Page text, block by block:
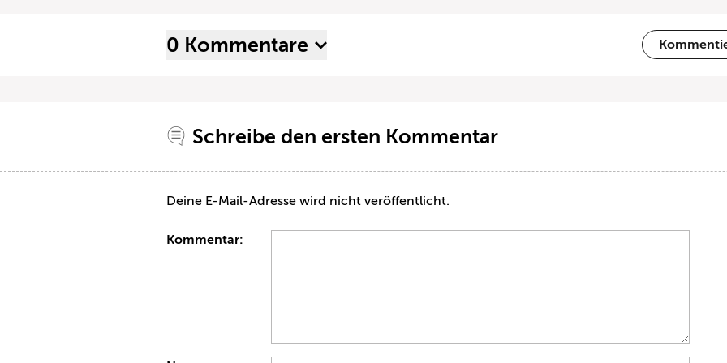
0 Kommentare
Schreibe den ersten Kommentar
Deine E-Mail-Adresse wird nicht veröffentlicht.
Kommentar: